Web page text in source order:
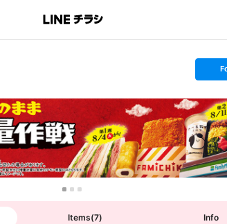
s
t
o
l
l
o
w
Items(7) Info